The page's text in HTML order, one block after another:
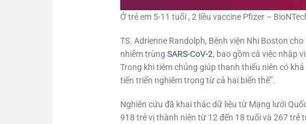
Ở trẻ em 5-11 tuổi , 2 liều vaccine Pfizer –
TS. Adrienne Randolph, Bệnh viện Nhi Boston
nhiễm trùng SARS-CoV-2, bao gồm cả việc nhập
Trong khi tiêm chủng giúp thanh thiếu niên có
tiến triển nghiêm trọng từ cả hai biến thể”.
Nghiên cứu đã khai thác dữ liệu từ Mạng lưới
918 trẻ vị thành niên từ 12 đến 18 tuổi và 267